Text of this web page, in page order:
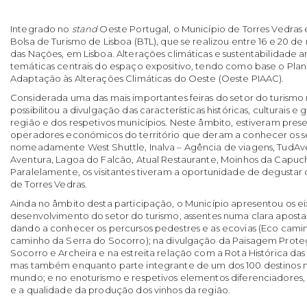
Integrado no standOeste Portugal, o Município de Torres
Bolsa de Turismo de Lisboa (BTL), que se realizou entre 16 e 20
das Nações, em Lisboa. Alterações climáticas e sustentabilidade
temáticas centrais do espaço expositivo, tendo como base o
Adaptação às Alterações Climáticas do Oeste (Oeste PIAAC).
Considerada uma das mais importantes feiras do setor do turismo
possibilitou a divulgação das características históricas, culturais e
região e dos respetivos municípios. Neste âmbito, estiveram
operadores económicos do território que deram a conhecer os
nomeadamente West Shuttle, Inalva – Agência de viagens,
Aventura, Lagoa do Falcão, Atual Restaurante, Moinhos da
Paralelamente, os visitantes tiveram a oportunidade de degustar
de Torres Vedras.
Ainda no âmbito desta participação, o Município apresentou os
desenvolvimento do setor do turismo, assentes numa clara
dando a conhecer os percursos pedestres e as ecovias (Eco
caminho da Serra do Socorro); na divulgação da Paisagem
Socorro e Archeira e na estreita relação com a Rota Histórica das
mas também enquanto parte integrante de um dos 100 destinos
mundo; e no enoturismo e respetivos elementos
e a qualidade da produção dos vinhos da região.